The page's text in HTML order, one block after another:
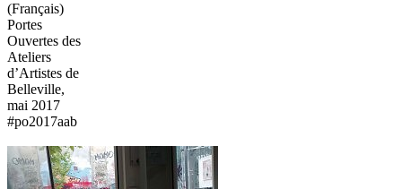
(Français)
Portes
Ouvertes des
Ateliers
d’Artistes de
Belleville,
mai 2017
#po2017aab